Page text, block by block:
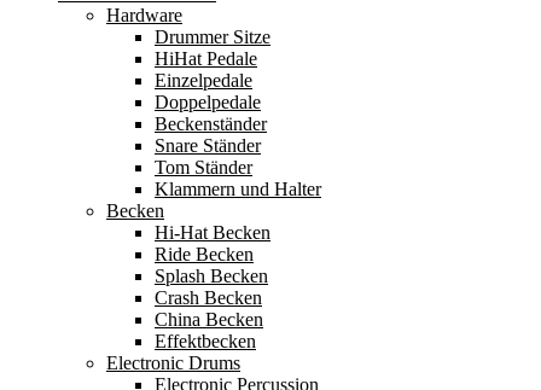
Hardware
Drummer Sitze
HiHat Pedale
Einzelpedale
Doppelpedale
Beckenständer
Snare Ständer
Tom Ständer
Klammern und Halter
Becken
Hi-Hat Becken
Ride Becken
Splash Becken
Crash Becken
China Becken
Effektbecken
Electronic Drums
Electronic Percussion